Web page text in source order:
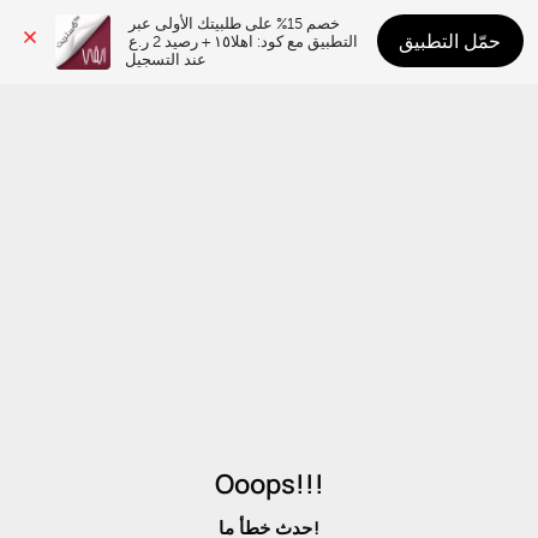
عند التسجيل
حمّل التطبيق
Ooops!!!
حدث خطأ ما!